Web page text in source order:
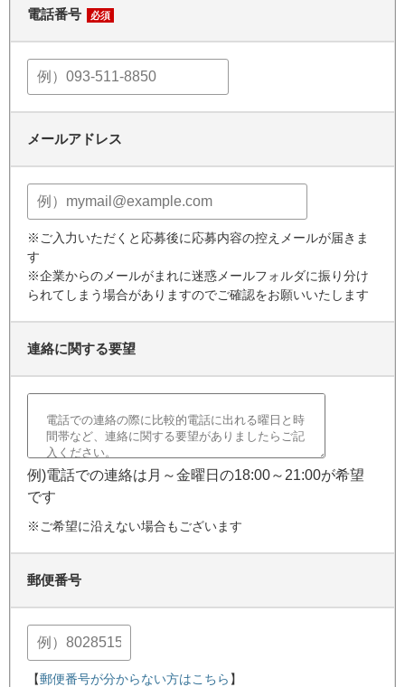
電話番号 必須
メールアドレス
※ご入力いただくと応募後に応募内容の控えメールが届きま
す
※企業からのメールがまれに迷惑メールフォルダに振り分け
られてしまう場合がありますのでご確認をお願いいたします
連絡に関する要望
例)電話での連絡は月～金曜日の18:00～21:00が希望
です
※ご希望に沿えない場合もございます
郵便番号
【郵便番号が分からない方はこちら 】